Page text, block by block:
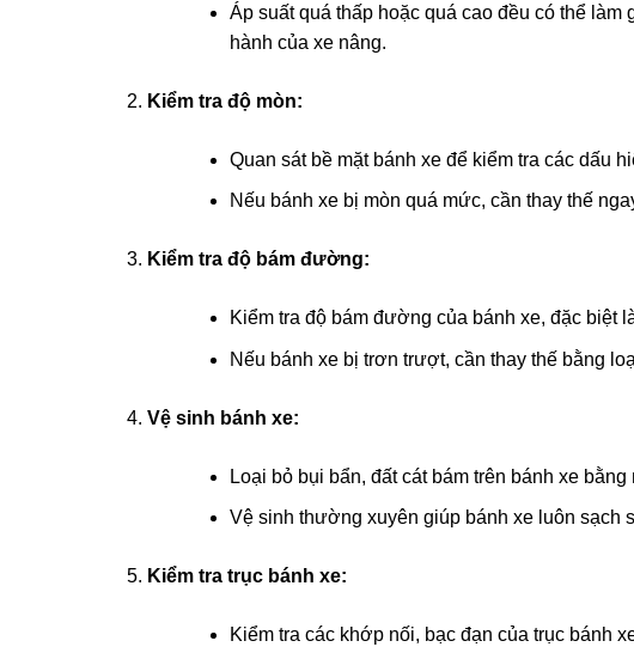
Áp suất quá thấp hoặc quá cao đều có thể
hành của xe nâng.
Kiểm tra độ mòn:
Quan sát bề mặt bánh xe để kiểm tra các dấu
Nếu bánh xe bị mòn quá mức, cần thay thế
Kiểm tra độ bám đường:
Kiểm tra độ bám đường của bánh xe, đặc biệt
Nếu bánh xe bị trơn trượt, cần thay thế bằng
Vệ sinh bánh xe:
Loại bỏ bụi bẩn, đất cát bám trên bánh xe
Vệ sinh thường xuyên giúp bánh xe luôn sạch
Kiểm tra trục bánh xe:
Kiểm tra các khớp nối, bạc đạn của trục bánh